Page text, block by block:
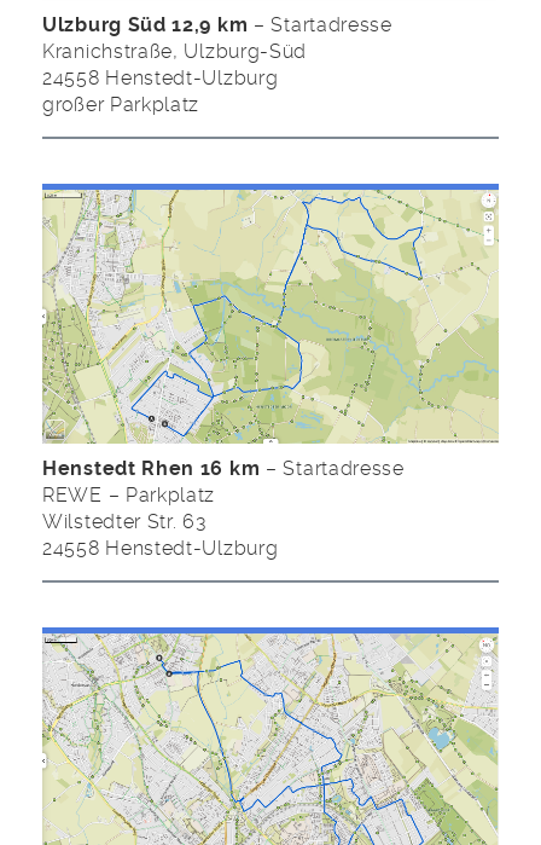
Ulzburg Süd 12,9 km – Startadresse
Kranichstraße, Ulzburg-Süd
24558 Henstedt-Ulzburg
großer Parkplatz
Henstedt Rhen 16 km – Startadresse
REWE – Parkplatz
Wilstedter Str. 63
24558 Henstedt-Ulzburg